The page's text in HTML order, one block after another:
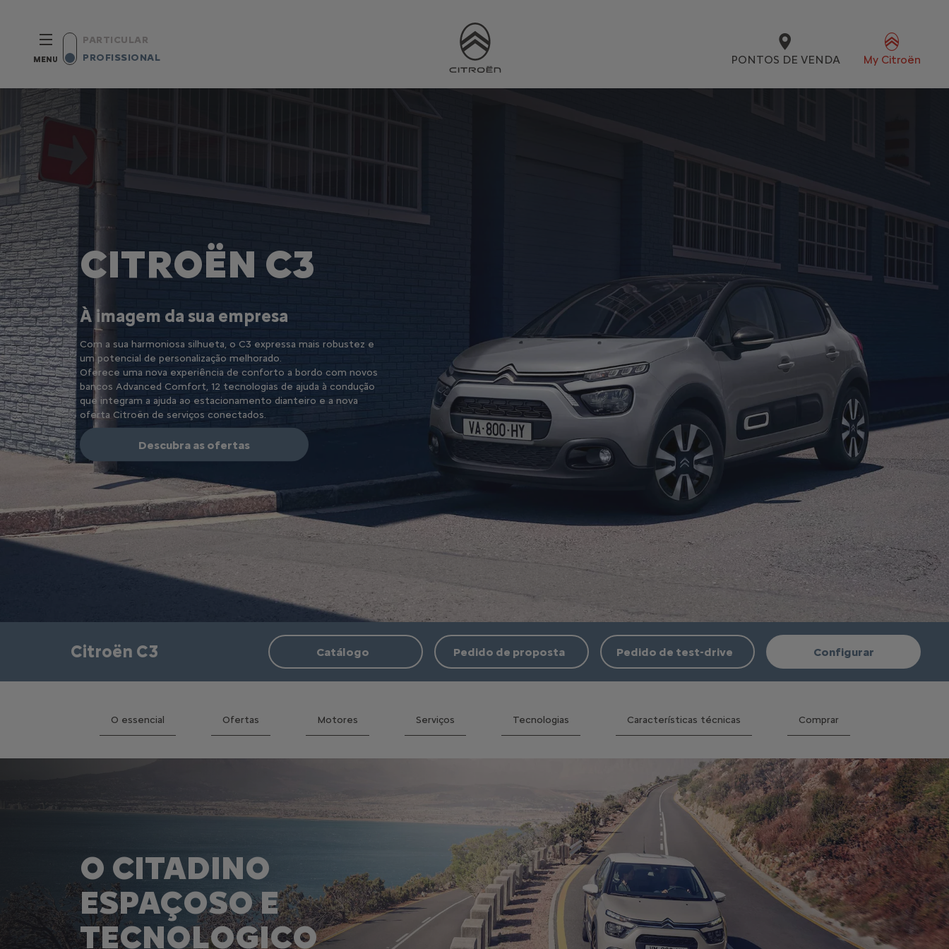
MENU
PARTICULAR
PROFISSIONAL
PONTOS DE VENDA My Citroën
CITROËN C3
À imagem da sua empresa
Com a sua harmoniosa silhueta, o C3 expressa mais robustez e
um potencial de personalização melhorado.
Oferece uma nova experiência de conforto a bordo com novos
bancos Advanced Comfort, 12 tecnologias de ajuda à condução
que integram a ajuda ao estacionamento dianteiro e a nova
oferta Citroën de serviços conectados.
Descubra as ofertas
Citroën C3 Catálogo Pedido de proposta Pedido de test-drive Configurar
O essencial Ofertas Motores Serviços Tecnologias Características técnicas Comprar
O CITADINO
ESPAÇOSO E
TECNOLOGICO